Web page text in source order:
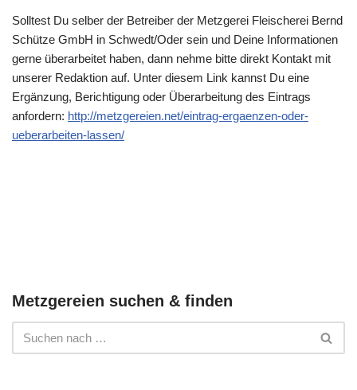
Solltest Du selber der Betreiber der Metzgerei Fleischerei Bernd
Schütze GmbH in Schwedt/Oder sein und Deine Informationen
gerne überarbeitet haben, dann nehme bitte direkt Kontakt mit
unserer Redaktion auf. Unter diesem Link kannst Du eine
Ergänzung, Berichtigung oder Überarbeitung des Eintrags
anfordern: http://metzgereien.net/eintrag-ergaenzen-oder-
ueberarbeiten-lassen/
Metzgereien suchen & finden